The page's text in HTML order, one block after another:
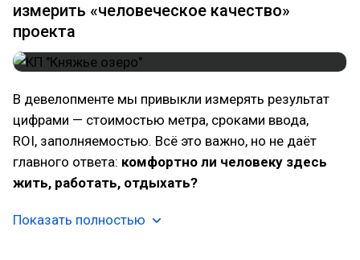
измерить «человеческое качество»
проекта
В девелопменте мы привыкли измерять результат
цифрами — стоимостью метра, сроками ввода,
ROI, заполняемостью. Всё это важно, но не даёт
главного ответа: комфортно ли человеку здесь
жить, работать, отдыхать?
Показать полностью